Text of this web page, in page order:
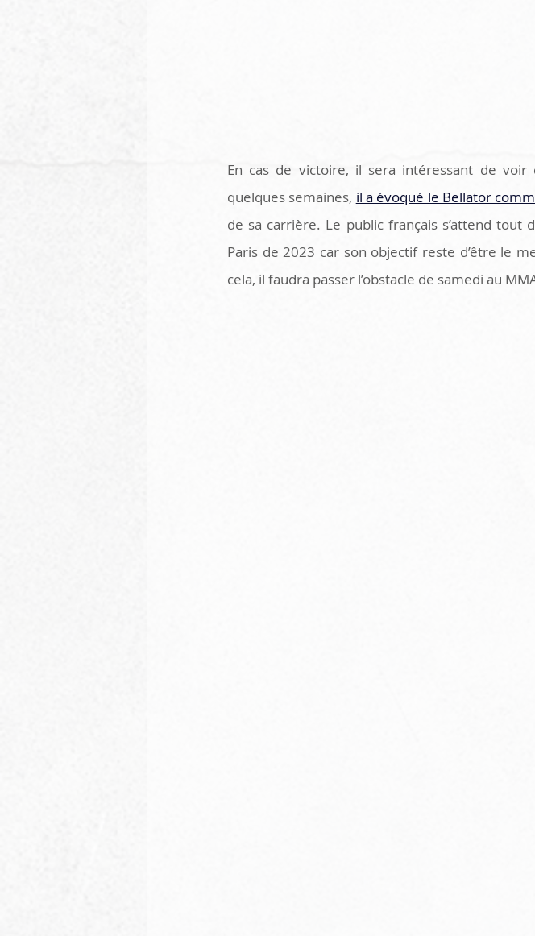
En cas de victoire, il sera intéressant de
quelques semaines, il a évoqué le Bellator
de sa carrière. Le public français s’attend tout
Paris de 2023 car son objectif reste d’être le
cela, il faudra passer l’obstacle de samedi au